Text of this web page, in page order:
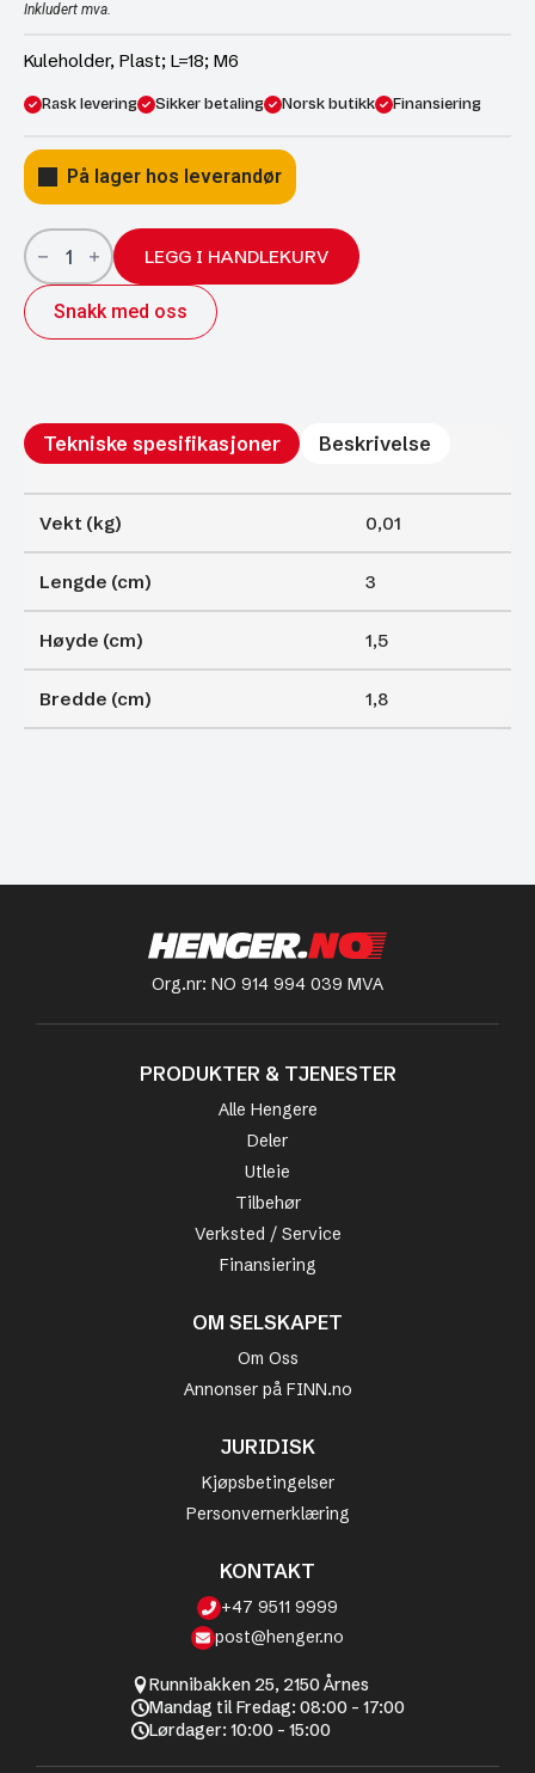
Inkludert mva.
Kuleholder, Plast; L=18; M6
Rask levering Sikker betaling Norsk butikk Finansiering
På lager hos leverandør
Kuleholder,
Plast;
L=18;
M6
antall
LEGG I HANDLEKURV
Snakk med oss
Tekniske spesifikasjoner Beskrivelse
Vekt (kg) 0,01
Lengde (cm) 3
Høyde (cm) 1,5
Bredde (cm) 1,8
Org.nr: NO 914 994 039 MVA
PRODUKTER & TJENESTER
Alle Hengere
Deler
Utleie
Tilbehør
Verksted / Service
Finansiering
OM SELSKAPET
Om Oss
Annonser på FINN.no
JURIDISK
Kjøpsbetingelser
Personvernerklæring
KONTAKT
+47 9511 9999
post@henger.no
Runnibakken 25, 2150 Årnes
Mandag til Fredag: 08:00 - 17:00
Lørdager: 10:00 - 15:00